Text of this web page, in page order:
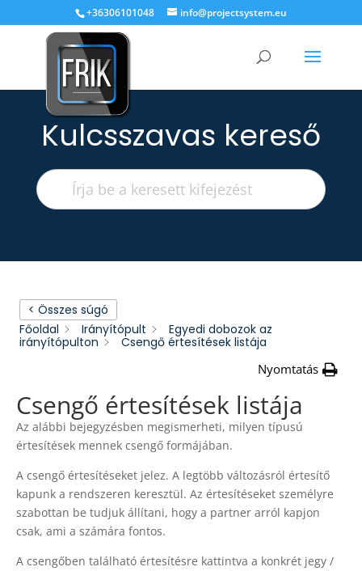
+36306101048 info@projectsystem.eu
Kulcsszavas kereső
< Összes súgó
Főoldal
Irányítópult
Egyedi dobozok az
irányítópulton
Csengő értesítések listája
Nyomtatás
Csengő értesítések listája
Az alábbi bejegyzésben megismerheti, milyen típusú
értesítések mennek csengő formájában.
A csengő értesítéseket jelez. A legtöbb változásról értesítő
kapunk a rendszeren keresztül. Az értesítéseket személyre
szabottan be tudjuk állítani, hogy a partner arról kapjon
csak, ami a számára fontos.
A csengőben található értesítésre kattintva a konkrét jegy /